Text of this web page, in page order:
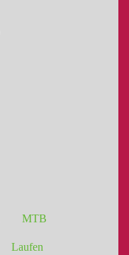
MTB
Laufen